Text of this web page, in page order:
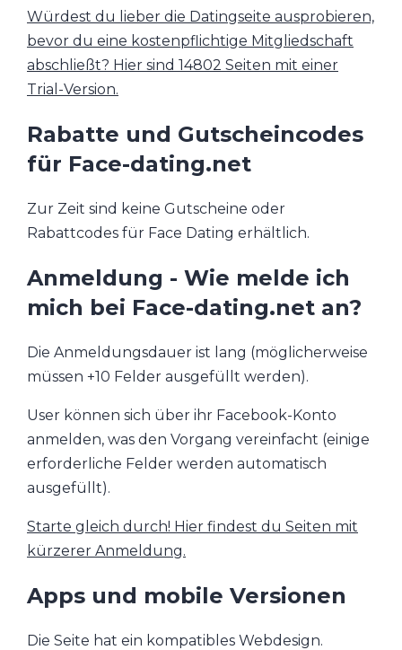
Würdest du lieber die Datingseite ausprobieren,
bevor du eine kostenpflichtige Mitgliedschaft
abschließt? Hier sind 14802 Seiten mit einer
Trial-Version.
Rabatte und Gutscheincodes
für Face-dating.net
Zur Zeit sind keine Gutscheine oder
Rabattcodes für Face Dating erhältlich.
Anmeldung - Wie melde ich
mich bei Face-dating.net an?
Die Anmeldungsdauer ist lang (möglicherweise
müssen +10 Felder ausgefüllt werden).
User können sich über ihr Facebook-Konto
anmelden, was den Vorgang vereinfacht (einige
erforderliche Felder werden automatisch
ausgefüllt).
Starte gleich durch! Hier findest du Seiten mit
kürzerer Anmeldung.
Apps und mobile Versionen
Die Seite hat ein kompatibles Webdesign.